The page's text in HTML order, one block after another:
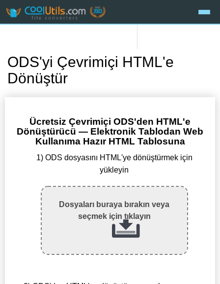
ODS'yi Çevrimiçi HTML'e
Dönüştür
Ücretsiz Çevrimiçi ODS'den HTML'e
Dönüştürücü — Elektronik Tablodan Web
Kullanıma Hazır HTML Tablosuna
1) ODS dosyasını HTML'ye dönüştürmek için
yükleyin
Dosyaları buraya bırakın veya
seçmek için tıklayın